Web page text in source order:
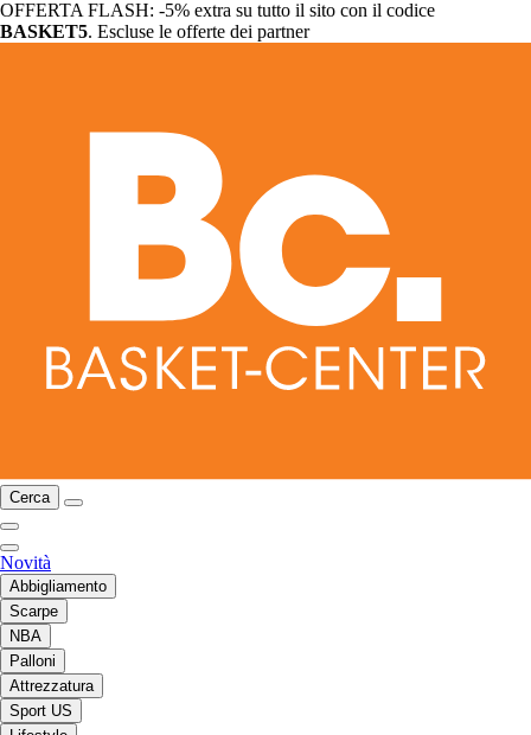
OFFERTA FLASH: -5% extra su tutto il sito con il codice
BASKET5. Escluse le offerte dei partner
Cerca
Novità
Abbigliamento
Scarpe
NBA
Palloni
Attrezzatura
Sport US